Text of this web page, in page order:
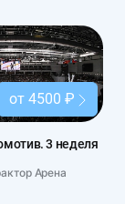
от 4500 ₽
3 неделя
Арена